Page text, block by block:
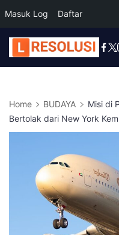
Masuk Log Daftar
Skip
to
Home BUDAYA
Misi di
Bertolak dari New York